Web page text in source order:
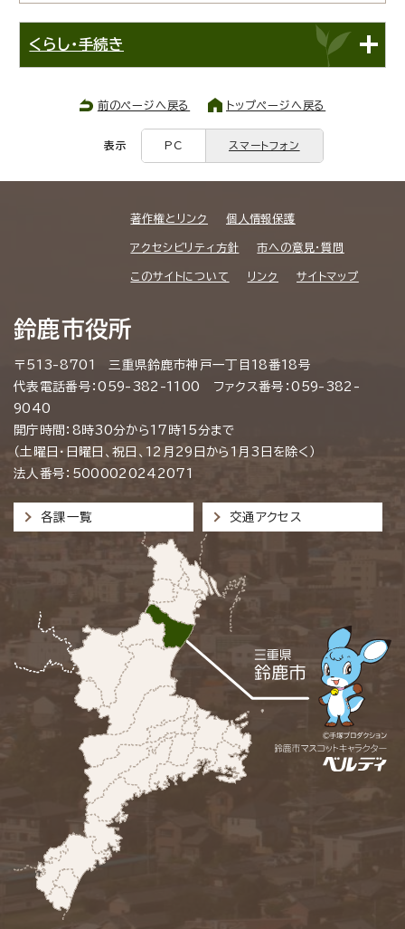
くらし・手続き
前のページへ戻る トップページへ戻る
表示 PC スマートフォン
著作権とリンク 個人情報保護
アクセシビリティ方針 市への意見・質問
このサイトについて リンク サイトマップ
鈴鹿市役所
〒513-8701 三重県鈴鹿市神戸一丁目18番18号
代表電話番号：059-382-1100 ファクス番号：059-382-
9040
開庁時間：8時30分から17時15分まで
（土曜日・日曜日、祝日、12月29日から1月3日を除く）
法人番号：5000020242071
各課一覧 交通アクセス